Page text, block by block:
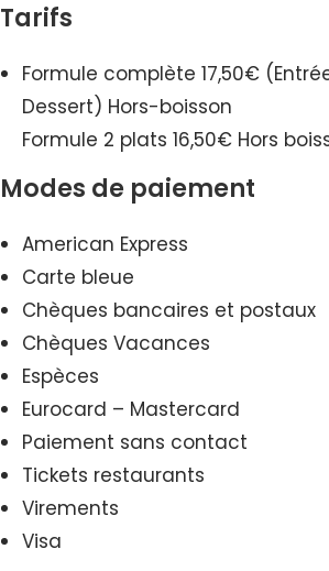
Tarifs
Formule complète 17,50€
Dessert) Hors-boisson
Formule 2 plats 16,50€ Hors
Modes de paiement
American Express
Carte bleue
Chèques bancaires et postaux
Chèques Vacances
Espèces
Eurocard – Mastercard
Paiement sans contact
Tickets restaurants
Virements
Visa